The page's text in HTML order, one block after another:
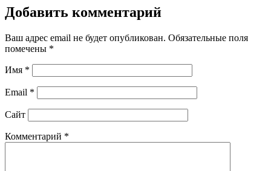
Добавить комментарий
Ваш адрес email не будет опубликован. Обязательные поля
помечены *
Имя *
Email *
Сайт
Комментарий *